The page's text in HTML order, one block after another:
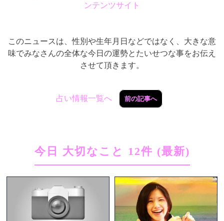
ンテンツサイト
このニュースは、性別や生年月日などではなく、大きな意
味でみなさんの全体な今日の運勢とたいせつな事をお伝え
させて頂きます。
占い情報一覧へ 前の記事へ
今日 大切なこと 12件 (最新)